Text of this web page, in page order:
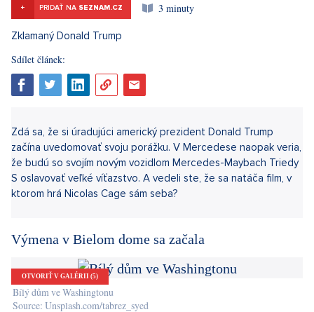
+ PRIDAŤ NA SEZNAM.CZ 3 minuty
Sdílet článek: